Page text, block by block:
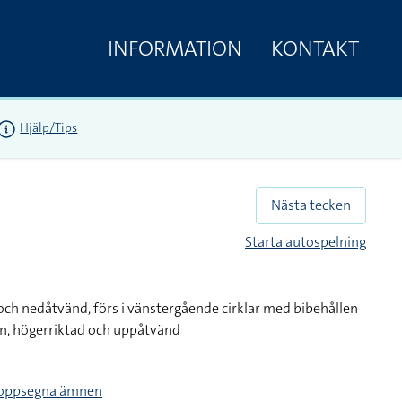
INFORMATION KONTAKT
Hjälp/Tips
Nästa tecken
Starta autospelning
nedåtvänd, förs i vänstergående cirklar med bibehållen
högerriktad och uppåtvänd
ämnen